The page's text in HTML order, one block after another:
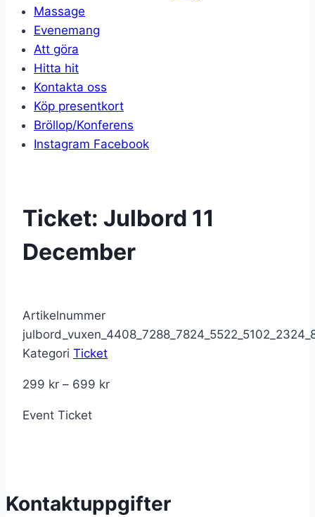
Massage
Evenemang
Att göra
Hitta hit
Kontakta oss
Köp presentkort
Bröllop/Konferens
Instagram Facebook
Ticket: Julbord 11
December
Artikelnummer
Kategori Ticket
299 kr – 699 krPrisintervall:
Event Ticket
Kontaktuppgifter